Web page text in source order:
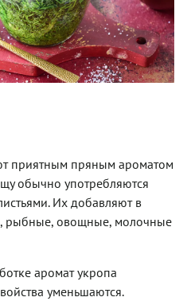
приятным пряным ароматом
обычно употребляются
Их добавляют в
рыбные, овощные, молочные
аромат укропа
уменьшаются.